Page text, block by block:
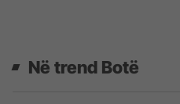
Në trend Botë